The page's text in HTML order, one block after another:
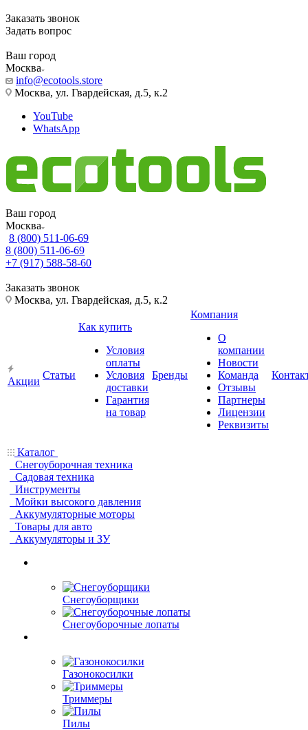
Заказать звонок
Задать вопрос
Ваш город
Москва
info@ecotools.store
Москва, ул. Гвардейская, д.5, к.2
YouTube
WhatsApp
Ваш город
Москва
8 (800) 511-06-69
8 (800) 511-06-69
+7 (917) 588-58-60
Заказать звонок
Москва, ул. Гвардейская, д.5, к.2
Акции
Статьи
Как купить
Условия
оплаты
Условия
доставки
Гарантия
на товар
Бренды
Компания
О
компании
Новости
Команда
Отзывы
Партнеры
Лицензии
Реквизиты
Каталог
Снегоуборочная техника
Садовая техника
Инструменты
Мойки высокого давления
Аккумуляторные моторы
Товары для авто
Аккумуляторы и ЗУ
Снегоуборщики
Снегоуборочные лопаты
Газонокосилки
Триммеры
Пилы